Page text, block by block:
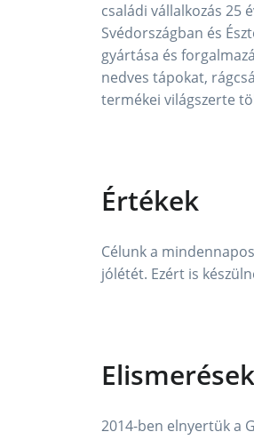
családi vállalkozás 25
Svédországban és
gyártása és
nedves tápokat,
termékei világszerte
Értékek
Célunk a
jólétét. Ezért is
Elismerések
2014-ben elnyertük a